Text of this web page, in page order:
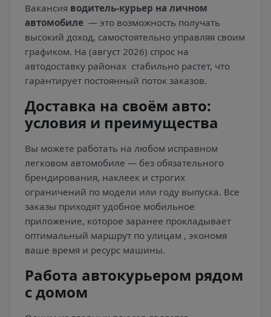
Вакансия водитель-курьер на личном
автомобиле — это возможность получать
высокий доход, самостоятельно управляя своим
графиком. На (август 2026) спрос на
автодоставку районах стабильно растет, что
гарантирует постоянный поток заказов.
Доставка на своём авто:
условия и преимущества
Вы можете работать на любом исправном
легковом автомобиле — без обязательного
брендирования, наклеек и строгих
ограничений по модели или году выпуска. Все
заказы приходят удобное мобильное
приложение, которое заранее прокладывает
оптимальный маршрут по улицам , экономя
ваше время и ресурс машины.
Работа автокурьером рядом
с домом